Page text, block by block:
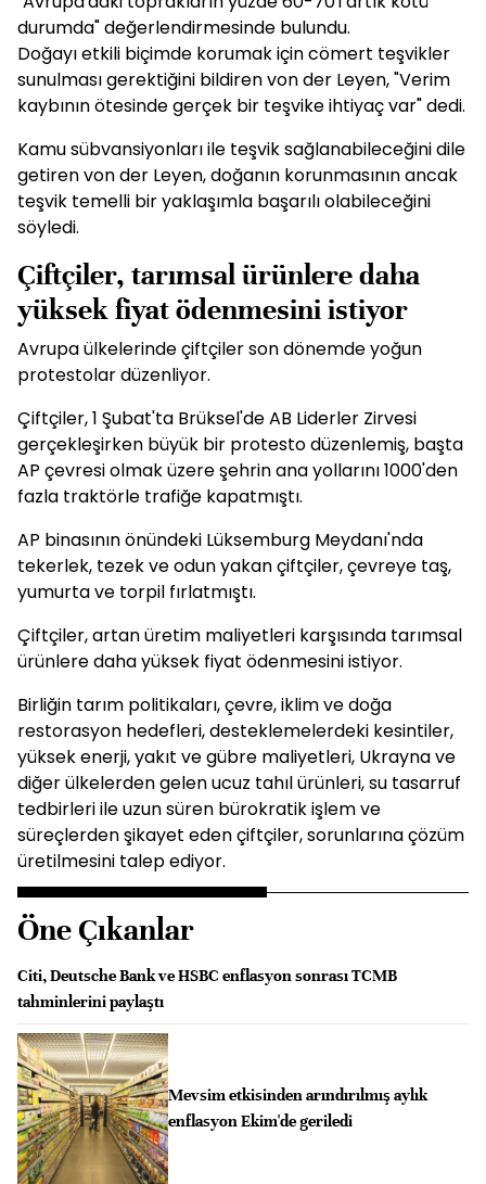
durumda" değerlendirmesinde bulundu.
Doğayı etkili biçimde korumak için cömert teşvikler
sunulması gerektiğini bildiren von der Leyen, "Verim
kaybının ötesinde gerçek bir teşvike ihtiyaç var" dedi.
Kamu sübvansiyonları ile teşvik sağlanabileceğini dile
getiren von der Leyen, doğanın korunmasının ancak
teşvik temelli bir yaklaşımla başarılı olabileceğini
söyledi.
Çiftçiler, tarımsal ürünlere daha
yüksek fiyat ödenmesini istiyor
Avrupa ülkelerinde çiftçiler son dönemde yoğun
protestolar düzenliyor.
Çiftçiler, 1 Şubat'ta Brüksel'de AB Liderler Zirvesi
gerçekleşirken büyük bir protesto düzenlemiş, başta
AP çevresi olmak üzere şehrin ana yollarını 1000'den
fazla traktörle trafiğe kapatmıştı.
AP binasının önündeki Lüksemburg Meydanı'nda
tekerlek, tezek ve odun yakan çiftçiler, çevreye taş,
yumurta ve torpil fırlatmıştı.
Çiftçiler, artan üretim maliyetleri karşısında tarımsal
ürünlere daha yüksek fiyat ödenmesini istiyor.
Birliğin tarım politikaları, çevre, iklim ve doğa
restorasyon hedefleri, desteklemelerdeki kesintiler,
yüksek enerji, yakıt ve gübre maliyetleri, Ukrayna ve
diğer ülkelerden gelen ucuz tahıl ürünleri, su tasarruf
tedbirleri ile uzun süren bürokratik işlem ve
süreçlerden şikayet eden çiftçiler, sorunlarına çözüm
üretilmesini talep ediyor.
Öne Çıkanlar
Citi, Deutsche Bank ve HSBC enflasyon sonrası TCMB
tahminlerini paylaştı
Mevsim etkisinden arındırılmış aylık
enflasyon Ekim'de geriledi